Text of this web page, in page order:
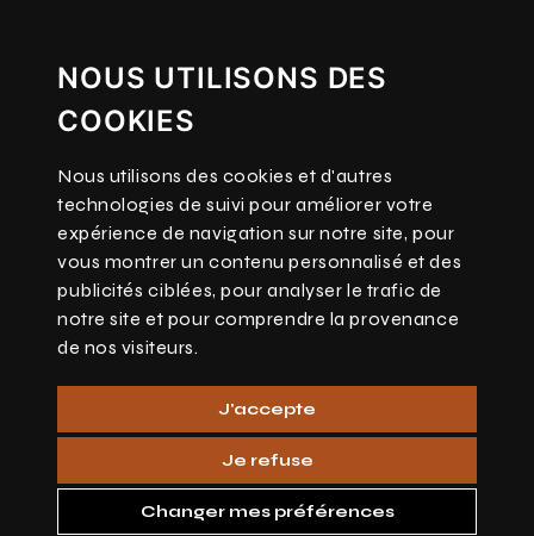
NOUS UTILISONS DES
COOKIES
Nous utilisons des cookies et d'autres
technologies de suivi pour améliorer votre
expérience de navigation sur notre site, pour
vous montrer un contenu personnalisé et des
publicités ciblées, pour analyser le trafic de
notre site et pour comprendre la provenance
de nos visiteurs.
J'accepte
Je refuse
Changer mes préférences